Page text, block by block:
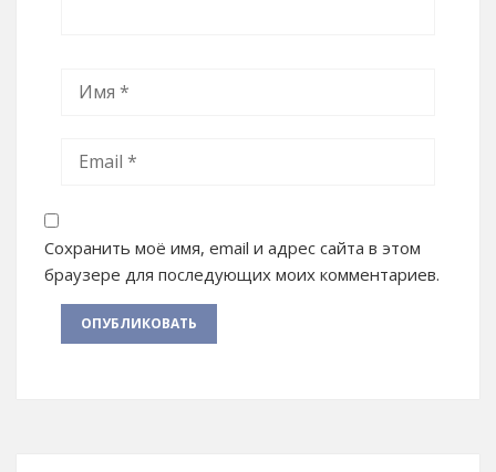
Сохранить моё имя, email и адрес сайта в этом
браузере для последующих моих комментариев.